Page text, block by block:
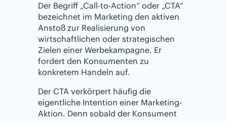
Der Begriff „Call-to-Action“ oder „CTA“
bezeichnet im Marketing den aktiven
Anstoß zur Realisierung von
wirtschaftlichen oder strategischen
Zielen einer Werbekampagne. Er
fordert den Konsumenten zu
konkretem Handeln auf.
Der CTA verkörpert häufig die
eigentliche Intention einer Marketing-
Aktion. Denn sobald der Konsument